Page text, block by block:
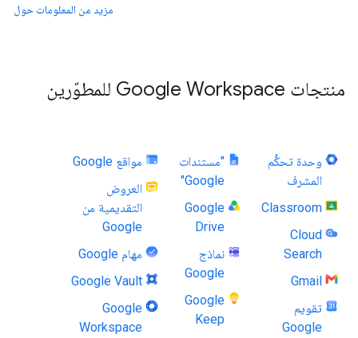
مزيد من المعلومات حول
منتجات Google Workspace للمطوّرين
وحدة تحكُّم
المشرف
Classroom
Cloud
Search
Gmail
تقويم
Google
"مستندات
Google"
Google
Drive
نماذج
Google
Google
Keep
مواقع Google
العروض
التقديمية من
Google
مهام Google
Google Vault
Google
Workspace